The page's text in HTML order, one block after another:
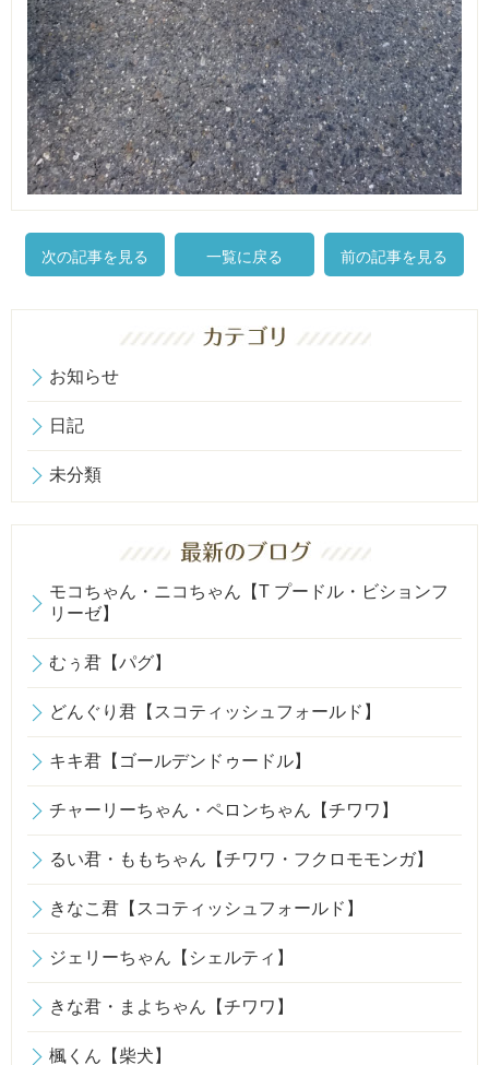
次の記事を見る 一覧に戻る 前の記事を見る
お知らせ
日記
未分類
モコちゃん・ニコちゃん【T プードル・ビションフ
リーゼ】
むぅ君【パグ】
どんぐり君【スコティッシュフォールド】
キキ君【ゴールデンドゥードル】
チャーリーちゃん・ペロンちゃん【チワワ】
るい君・ももちゃん【チワワ・フクロモモンガ】
きなこ君【スコティッシュフォールド】
ジェリーちゃん【シェルティ】
きな君・まよちゃん【チワワ】
楓くん【柴犬】